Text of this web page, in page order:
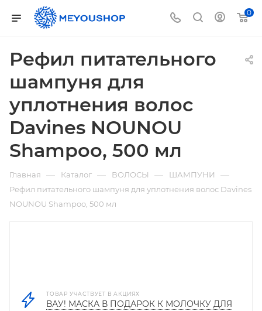
0
Рефил питательного
шампуня для
уплотнения волос
Davines NOUNOU
Shampoo, 500 мл
Главная — Каталог — ВОЛОСЫ — ШАМПУНИ —
Рефил питательного шампуня для уплотнения волос Davines
NOUNOU Shampoo, 500 мл
ТОВАР УЧАСТВУЕТ В АКЦИЯХ
ВАУ! МАСКА В ПОДАРОК К МОЛОЧКУ ДЛЯ